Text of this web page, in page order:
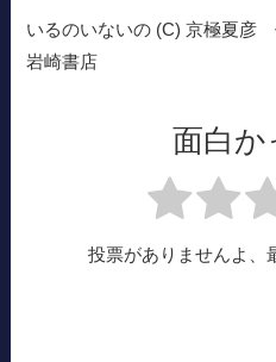
いるのいないの (C) 京極夏
岩崎書店
面白か
投票がありませんよ、